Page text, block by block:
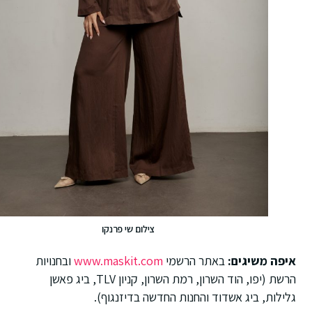
צילום שי פרנקו
איפה משיגים:באתר הרשמיwww.maskit.comובחנויות
הרשת (יפו, הוד השרון, רמת השרון, קניון TLV, ביג פאשן
גלילות, ביג אשדוד והחנות החדשה בדיזנגוף).